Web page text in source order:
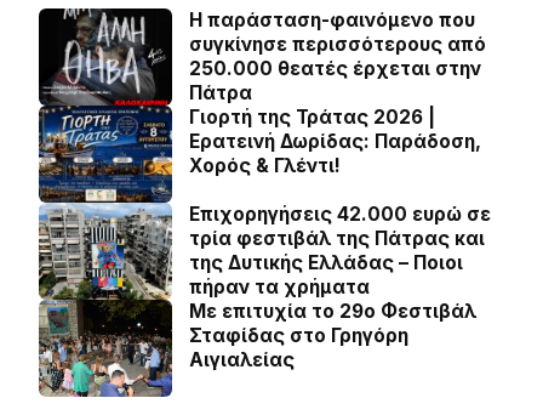
Η παράσταση-φαινόμενο που
συγκίνησε περισσότερους από
250.000 θεατές έρχεται στην
Πάτρα
Γιορτή της Τράτας 2026 |
Ερατεινή Δωρίδας: Παράδοση,
Χορός & Γλέντι!
Επιχορηγήσεις 42.000 ευρώ σε
τρία φεστιβάλ της Πάτρας και
της Δυτικής Ελλάδας – Ποιοι
πήραν τα χρήματα
Με επιτυχία το 29ο Φεστιβάλ
Σταφίδας στο Γρηγόρη
Aιγιαλείας